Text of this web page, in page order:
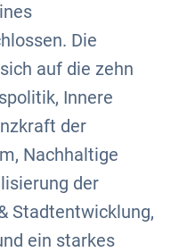
Die
auf die zehn
Innere
der
Nachhaltige
der
Stadtentwicklung,
ein starkes